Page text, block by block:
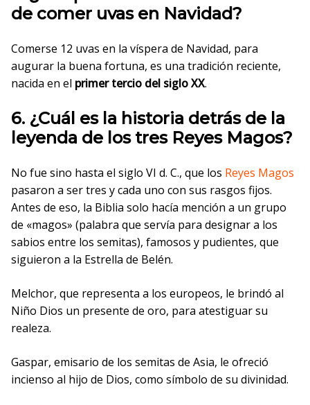
de comer uvas en Navidad?
Comerse 12 uvas en la víspera de Navidad, para
augurar la buena fortuna, es una tradición reciente,
nacida en el primer tercio del siglo XX.
6. ¿Cuál es la historia detrás de la
leyenda de los tres Reyes Magos?
No fue sino hasta el siglo VI d. C., que los Reyes Magos
pasaron a ser tres y cada uno con sus rasgos fijos.
Antes de eso, la Biblia solo hacía mención a un grupo
de «magos» (palabra que servía para designar a los
sabios entre los semitas), famosos y pudientes, que
siguieron a la Estrella de Belén.
Melchor, que representa a los europeos, le brindó al
Niño Dios un presente de oro, para atestiguar su
realeza.
Gaspar, emisario de los semitas de Asia, le ofreció
incienso al hijo de Dios, como símbolo de su divinidad.